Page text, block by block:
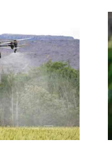
าพ รุ่นไหนดี 2026?
ยบสเปกและราคา
อใหม่ถึงมืออาชีพ